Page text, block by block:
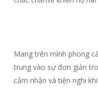
Mang trên mình phong
trung vào sự đơn giản
cảm nhận và tiện nghi